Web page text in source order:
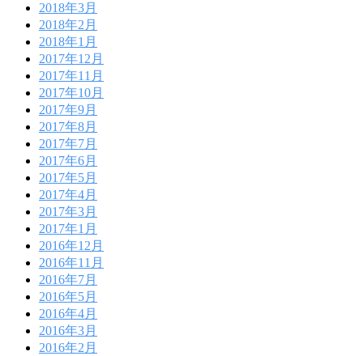
2018年3月
2018年2月
2018年1月
2017年12月
2017年11月
2017年10月
2017年9月
2017年8月
2017年7月
2017年6月
2017年5月
2017年4月
2017年3月
2017年1月
2016年12月
2016年11月
2016年7月
2016年5月
2016年4月
2016年3月
2016年2月